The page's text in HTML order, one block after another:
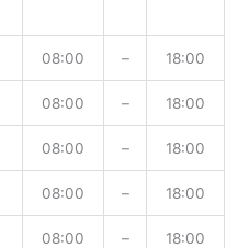
08:00 – 18:00
08:00 – 18:00
08:00 – 18:00
08:00 – 18:00
08:00 – 18:00